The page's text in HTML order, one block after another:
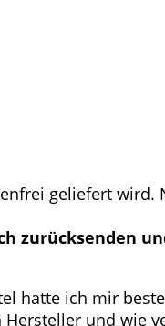
geliefert wird.
zurücksenden
hatte ich mir
Hersteller und wie